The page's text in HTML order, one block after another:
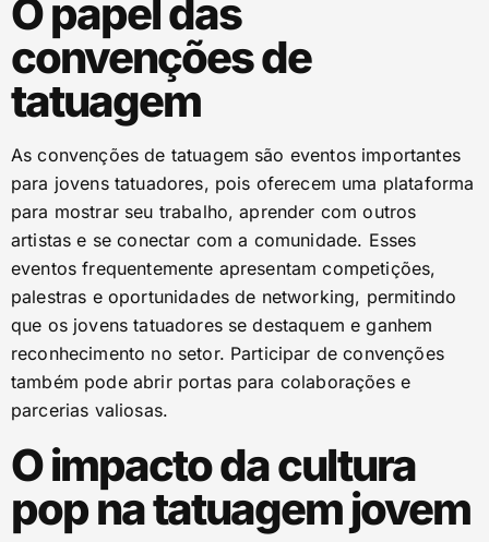
O papel das
convenções de
tatuagem
As convenções de tatuagem são eventos importantes
para jovens tatuadores, pois oferecem uma plataforma
para mostrar seu trabalho, aprender com outros
artistas e se conectar com a comunidade. Esses
eventos frequentemente apresentam competições,
palestras e oportunidades de networking, permitindo
que os jovens tatuadores se destaquem e ganhem
reconhecimento no setor. Participar de convenções
também pode abrir portas para colaborações e
parcerias valiosas.
O impacto da cultura
pop na tatuagem jovem